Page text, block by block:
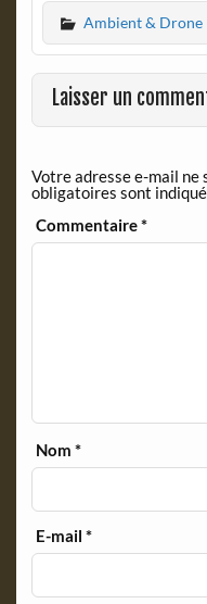
e
b
o
o
k
n
t
F
r
e
d
l
y
Ambient & Drone
Laisser un
Votre adresse e-mail ne
obligatoires sont
Commentaire*
Nom*
E-mail*